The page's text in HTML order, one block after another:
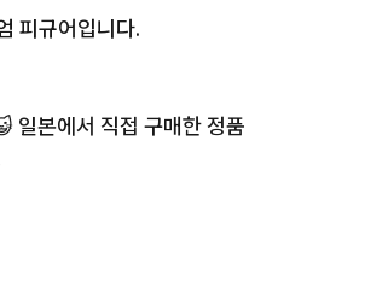
피규어입니다.
일본에서 직접 구매한 정품